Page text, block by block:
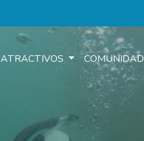
ATRACTIVOS COMUNIDAD